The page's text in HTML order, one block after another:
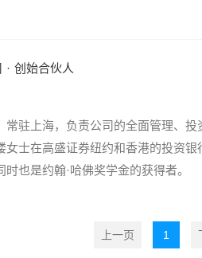
· 创始合伙人
驻上海，负责公司的全面管理、
士在高盛证券纽约和香港的投资
也是约翰·哈佛奖学金的获得者。
上一页 1